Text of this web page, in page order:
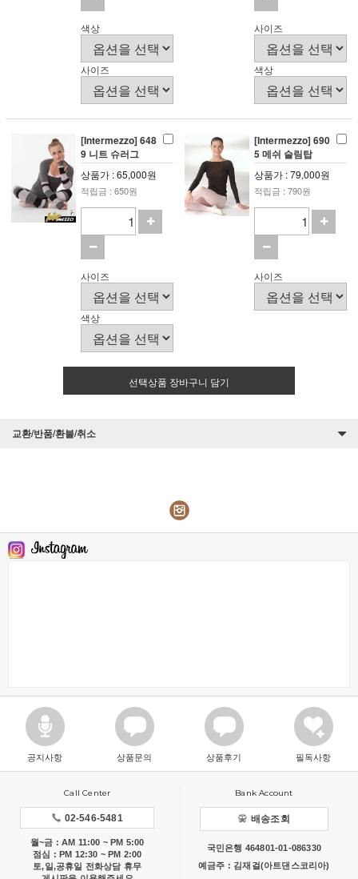
색상
사이즈
사이즈
색상
[Intermezzo] 648
9 니트 슈러그
상품가 : 65,000원
적립금 : 650원
사이즈
색상
[Intermezzo] 690
5 메쉬 슬림탑
상품가 : 79,000원
적립금 : 790원
사이즈
선택상품 장바구니 담기
교환/반품/환불/취소
공지사항 상품문의 상품후기 필독사항
Call Center
02-546-5481
월~금 : AM 11:00 ~ PM 5:00
점심 : PM 12:30 ~ PM 2:00
토,일,공휴일 전화상담 휴무
Bank Account
배송조회
국민은행 464801-01-086330
예금주 : 김재걸(아트댄스코리아)